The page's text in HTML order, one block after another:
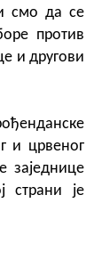
смо да се
против
и другови
и црвеног
страни је